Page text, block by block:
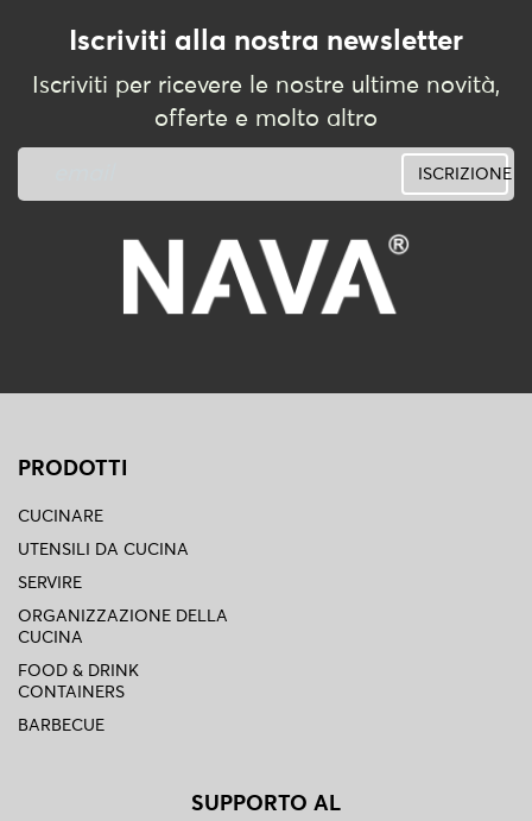
Iscriviti alla nostra newsletter
Iscriviti per ricevere le nostre ultime novità,
offerte e molto altro
ISCRIZIONE
PRODOTTI
CUCINARE
UTENSILI DA CUCINA
SERVIRE
ORGANIZZAZIONE DELLA
CUCINA
FOOD & DRINK
CONTAINERS
BARBECUE
SUPPORTO AL